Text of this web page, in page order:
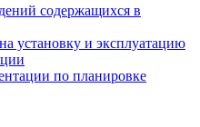
содержащихся в
установку и эксплуатацию
по планировке